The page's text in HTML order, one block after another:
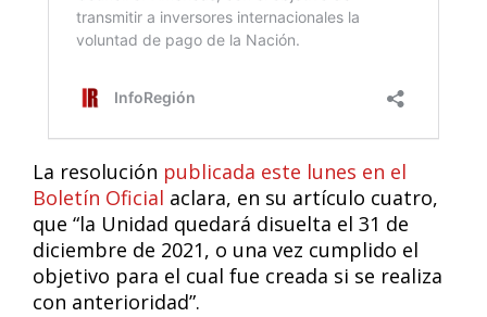
La resolución publicada este lunes en el
Boletín Oficial aclara, en su artículo cuatro,
que “la Unidad quedará disuelta el 31 de
diciembre de 2021, o una vez cumplido el
objetivo para el cual fue creada si se realiza
con anterioridad”.